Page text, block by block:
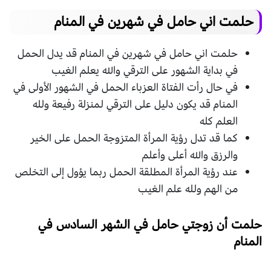
حلمت اني حامل في شهرين في المنام
حلمت اني حامل في شهرين في المنام قد يدل الحمل
في بداية الشهور على الترقي والله يعلم الغيب
في حال رأت الفتاة العزباء الحمل في الشهور الأولى في
المنام قد يكون دليل على الترقي لمنزلة رفيعة ولله
العلم كله
كما قد تدل رؤية المرأة المتزوجة الحمل على الخير
والرزق والله أعلى وأعلم
عند رؤية المرأة المطلقة الحمل ربما يؤول إلى التخلص
من الهم ولله علم الغيب
حلمت أن زوجتي حامل في الشهر السادس في
المنام